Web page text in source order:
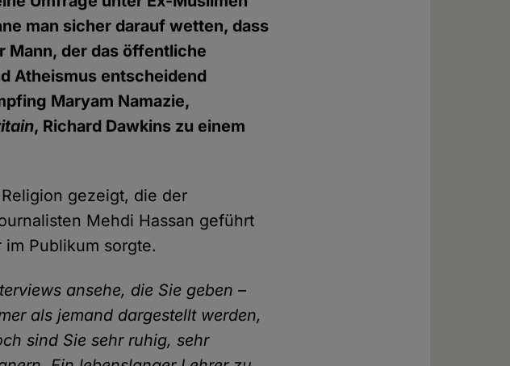
man sicher darauf wetten, dass
Mann, der das öffentliche
Atheismus entscheidend
Maryam Namazie,
, Richard Dawkins zu einem
gezeigt, die der
Mehdi Hassan geführt
Publikum sorgte.
ansehe, die Sie geben –
als jemand dargestellt werden,
sind Sie sehr ruhig, sehr